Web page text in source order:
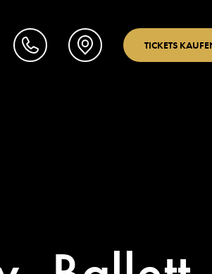
TICKETS